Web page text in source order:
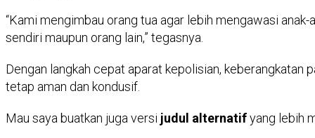
“Kami mengimbau orang tua agar lebih mengawasi
sendiri maupun orang lain,” tegasnya.
Dengan langkah cepat aparat kepolisian, keberangkatan
tetap aman dan kondusif.
Mau saya buatkan juga versi judul alternatifyang lebih